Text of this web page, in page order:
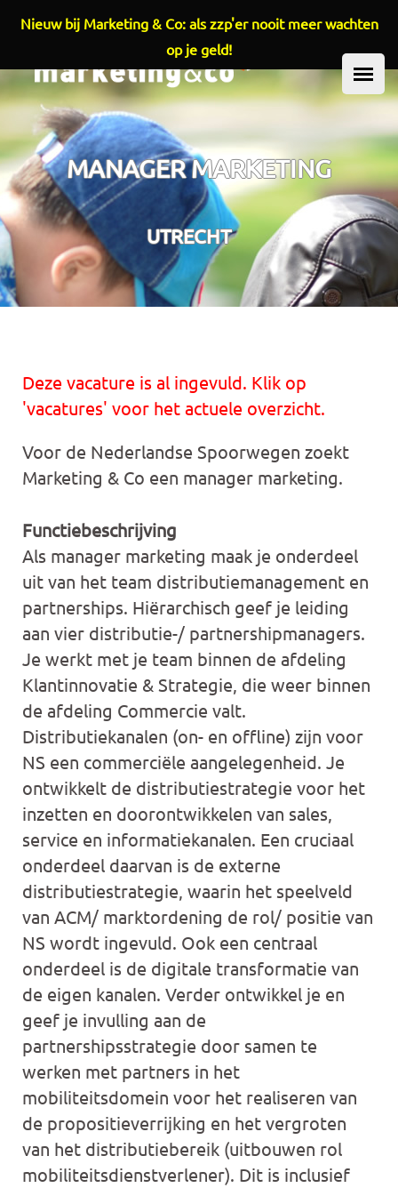
Overslaan en naar de inhoud gaan
HOOFDMENU
MANAGER MARKETING
UTRECHT
Deze vacature is al ingevuld. Klik op
'vacatures' voor het actuele overzicht.
Voor de Nederlandse Spoorwegen zoekt
Marketing & Co een manager marketing.
Functiebeschrijving
Als manager marketing maak je onderdeel
uit van het team distributiemanagement en
partnerships. Hiërarchisch geef je leiding
aan vier distributie-/ partnershipmanagers.
Je werkt met je team binnen de afdeling
Klantinnovatie & Strategie, die weer binnen
de afdeling Commercie valt.
Distributiekanalen (on- en offline) zijn voor
NS een commerciële aangelegenheid. Je
ontwikkelt de distributiestrategie voor het
inzetten en doorontwikkelen van sales,
service en informatiekanalen. Een cruciaal
onderdeel daarvan is de externe
distributiestrategie, waarin het speelveld
van ACM/ marktordening de rol/ positie van
NS wordt ingevuld. Ook een centraal
onderdeel is de digitale transformatie van
de eigen kanalen. Verder ontwikkel je en
geef je invulling aan de
partnershipsstrategie door samen te
werken met partners in het
mobiliteitsdomein voor het realiseren van
de propositieverrijking en het vergroten
van het distributiebereik (uitbouwen rol
mobiliteitsdienstverlener). Dit is inclusief
Nieuw bij Marketing & Co: als zzp'er nooit meer wachten
op je geld!